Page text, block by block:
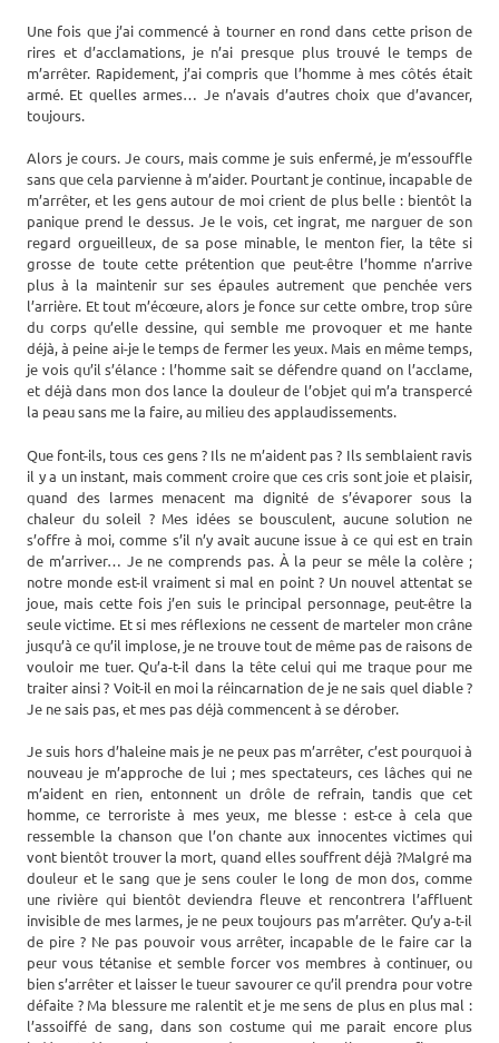
Une fois que j’ai commencé à tourner en rond dans cette prison de
rires et d’acclamations, je n’ai presque plus trouvé le temps de
m’arrêter. Rapidement, j’ai compris que l’homme à mes côtés était
armé. Et quelles armes… Je n’avais d’autres choix que d’avancer,
toujours.
Alors je cours. Je cours, mais comme je suis enfermé, je m’essouffle
sans que cela parvienne à m’aider. Pourtant je continue, incapable de
m’arrêter, et les gens autour de moi crient de plus belle : bientôt la
panique prend le dessus. Je le vois, cet ingrat, me narguer de son
regard orgueilleux, de sa pose minable, le menton fier, la tête si
grosse de toute cette prétention que peut-être l’homme n’arrive
plus à la maintenir sur ses épaules autrement que penchée vers
l’arrière. Et tout m’écœure, alors je fonce sur cette ombre, trop sûre
du corps qu’elle dessine, qui semble me provoquer et me hante
déjà, à peine ai-je le temps de fermer les yeux. Mais en même temps,
je vois qu’il s’élance : l’homme sait se défendre quand on l’acclame,
et déjà dans mon dos lance la douleur de l’objet qui m’a transpercé
la peau sans me la faire, au milieu des applaudissements.
Que font-ils, tous ces gens ? Ils ne m’aident pas ? Ils semblaient ravis
il y a un instant, mais comment croire que ces cris sont joie et plaisir,
quand des larmes menacent ma dignité de s’évaporer sous la
chaleur du soleil ? Mes idées se bousculent, aucune solution ne
s’offre à moi, comme s’il n’y avait aucune issue à ce qui est en train
de m’arriver… Je ne comprends pas. À la peur se mêle la colère ;
notre monde est-il vraiment si mal en point ? Un nouvel attentat se
joue, mais cette fois j’en suis le principal personnage, peut-être la
seule victime. Et si mes réflexions ne cessent de marteler mon crâne
jusqu’à ce qu’il implose, je ne trouve tout de même pas de raisons de
vouloir me tuer. Qu’a-t-il dans la tête celui qui me traque pour me
traiter ainsi ? Voit-il en moi la réincarnation de je ne sais quel diable ?
Je ne sais pas, et mes pas déjà commencent à se dérober.
Je suis hors d’haleine mais je ne peux pas m’arrêter, c’est pourquoi à
nouveau je m’approche de lui ; mes spectateurs, ces lâches qui ne
m’aident en rien, entonnent un drôle de refrain, tandis que cet
homme, ce terroriste à mes yeux, me blesse : est-ce à cela que
ressemble la chanson que l’on chante aux innocentes victimes qui
vont bientôt trouver la mort, quand elles souffrent déjà ?Malgré ma
douleur et le sang que je sens couler le long de mon dos, comme
une rivière qui bientôt deviendra fleuve et rencontrera l’affluent
invisible de mes larmes, je ne peux toujours pas m’arrêter. Qu’y a-t-il
de pire ? Ne pas pouvoir vous arrêter, incapable de le faire car la
peur vous tétanise et semble forcer vos membres à continuer, ou
bien s’arrêter et laisser le tueur savourer ce qu’il prendra pour votre
défaite ? Ma blessure me ralentit et je me sens de plus en plus mal :
l’assoiffé de sang, dans son costume qui me parait encore plus